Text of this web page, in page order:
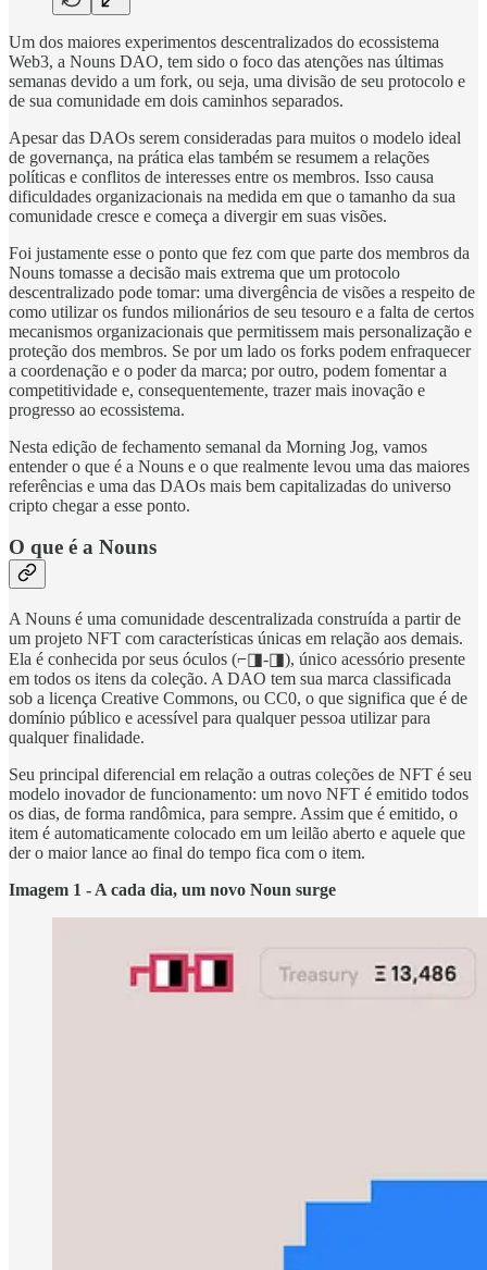
Um dos maiores experimentos descentralizados do ecossistema
Web3, a Nouns DAO, tem sido o foco das atenções nas últimas
semanas devido a um fork, ou seja, uma divisão de seu protocolo e
de sua comunidade em dois caminhos separados.
Apesar das DAOs serem consideradas para muitos o modelo ideal
de governança, na prática elas também se resumem a relações
políticas e conflitos de interesses entre os membros. Isso causa
dificuldades organizacionais na medida em que o tamanho da sua
comunidade cresce e começa a divergir em suas visões.
Foi justamente esse o ponto que fez com que parte dos membros da
Nouns tomasse a decisão mais extrema que um protocolo
descentralizado pode tomar: uma divergência de visões a respeito de
como utilizar os fundos milionários de seu tesouro e a falta de certos
mecanismos organizacionais que permitissem mais personalização e
proteção dos membros. Se por um lado os forks podem enfraquecer
a coordenação e o poder da marca; por outro, podem fomentar a
competitividade e, consequentemente, trazer mais inovação e
progresso ao ecossistema.
Nesta edição de fechamento semanal da Morning Jog, vamos
entender o que é a Nouns e o que realmente levou uma das maiores
referências e uma das DAOs mais bem capitalizadas do universo
cripto chegar a esse ponto.
O que é a Nouns
A Nouns é uma comunidade descentralizada construída a partir de
um projeto NFT com características únicas em relação aos demais.
Ela é conhecida por seus óculos (⌐◨-◨), único acessório presente
em todos os itens da coleção. A DAO tem sua marca classificada
sob a licença Creative Commons, ou CC0, o que significa que é de
domínio público e acessível para qualquer pessoa utilizar para
qualquer finalidade.
Seu principal diferencial em relação a outras coleções de NFT é seu
modelo inovador de funcionamento: um novo NFT é emitido todos
os dias, de forma randômica, para sempre. Assim que é emitido, o
item é automaticamente colocado em um leilão aberto e aquele que
der o maior lance ao final do tempo fica com o item.
Imagem 1 - A cada dia, um novo Noun surge